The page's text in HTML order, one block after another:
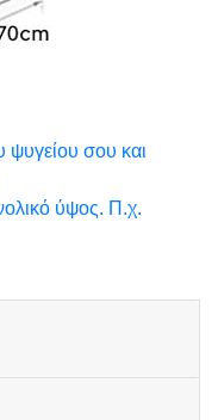
ψυγείου σου και
ύψος. Π.χ.